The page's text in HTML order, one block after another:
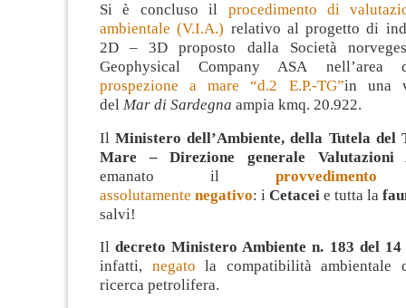
Si è concluso il procedimento di
ambientale (V.I.A.) relativo al progetto di
2D – 3D proposto dalla Società
Geophysical Company ASA nell’area
prospezione a mare “d.2 E.P.-TG”in una
del Mar di Sardegna ampia kmq. 20.922.
IlMinistero dell’Ambiente, della Tutela
Mare – Direzione generale Valutazioni
emanato il
assolutamente negativo: i Cetacei e tutta la
salvi!
Ildecreto Ministero Ambiente n. 183 del
infatti, negato la compatibilità ambientale
ricerca petrolifera.